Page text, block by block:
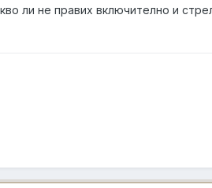
ли не правих включително и